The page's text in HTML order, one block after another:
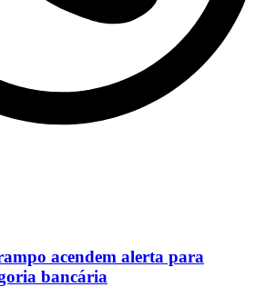
acendem alerta para
bancária